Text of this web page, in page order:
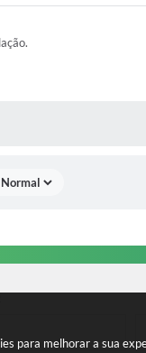
para melhorar a sua